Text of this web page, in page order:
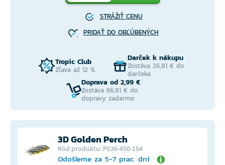
STRÁŽIŤ CENU
PRIDAŤ DO OBĽÚBENÝCH
Tropic Club
Zľava až 12 %
Darček k nákupu
Zostáva 26,81 € do
darčeka
Doprava od 2,99 €
Zostáva 66,81 € do
dopravy zadarmo
3D Golden Perch
Kód produktu: P036-450-154
Odošleme za 5-7 prac. dní